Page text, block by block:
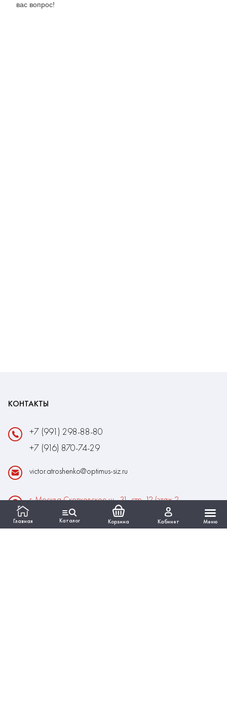
Главная Каталог Корзина Кабинет Меню
вас вопрос!
КОНТАКТЫ
+7 (991) 298-88-80
+7 (916) 870-74-29
victor.atroshenko@optimus-siz.ru
г. Москва Сколковское ш., 31, стр. 12 (этаж 2,
помещение 22)
Время работы: